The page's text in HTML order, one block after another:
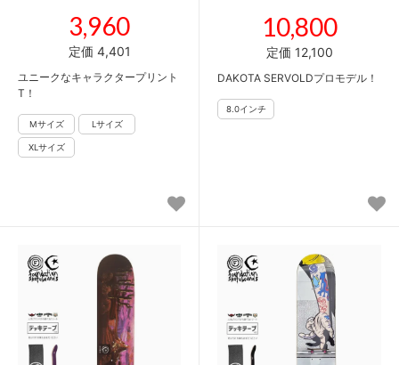
3,960
定価 4,401
ユニークなキャラクタープリント
T！
10,800
定価 12,100
DAKOTA SERVOLDプロモデル！